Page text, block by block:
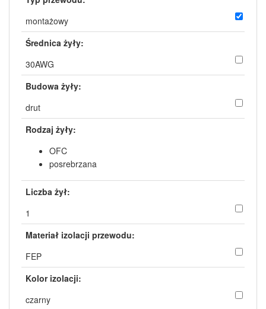
montażowy
Średnica żyły:
30AWG
Budowa żyły:
drut
Rodzaj żyły:
OFC
posrebrzana
Liczba żył:
1
Materiał izolacji przewodu:
FEP
Kolor izolacji:
czarny